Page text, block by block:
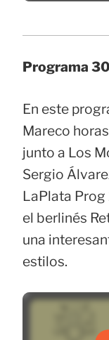
Programa
En este
Mareco
junto a Los
Sergio
LaPlata Prog
el berlinés
una
estilos.